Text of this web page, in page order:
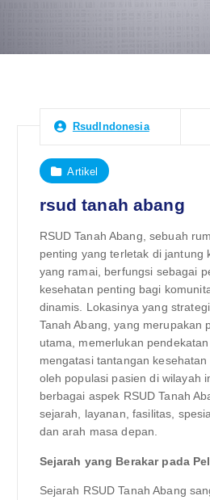
RsudIndonesia
Artikel
rsud tanah abang
RSUD Tanah Abang, sebuah
penting yang terletak di jantung
yang ramai, berfungsi sebagai
kesehatan penting bagi
dinamis. Lokasinya yang
Tanah Abang, yang merupakan
utama, memerlukan
mengatasi tantangan
oleh populasi pasien di wilayah
berbagai aspek RSUD Tanah
sejarah, layanan, fasilitas,
dan arah masa depan.
Sejarah yang Berakar pada
Sejarah RSUD Tanah Abang